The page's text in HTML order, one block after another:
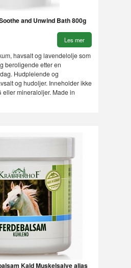
and Unwind Bath 800g
Les mer
havsalt og lavendelolje som
beroligende etter en
Hudpleiende og
og hudoljer. Inneholder ikke
eller mineraloljer. Made in
Kald Muskelsalve alias